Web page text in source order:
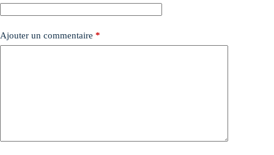
Ajouter un commentaire *